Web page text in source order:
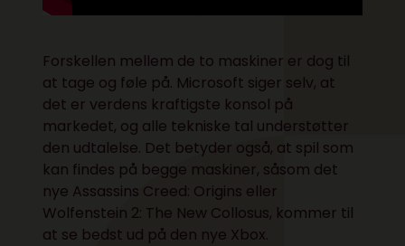
Forskellen mellem de to maskiner er dog til
at tage og føle på. Microsoft siger selv, at
det er verdens kraftigste konsol på
markedet, og alle tekniske tal understøtter
den udtalelse. Det betyder også, at spil som
kan findes på begge maskiner, såsom det
nye Assassins Creed: Origins eller
Wolfenstein 2: The New Collosus, kommer til
at se bedst ud på den nye Xbox.